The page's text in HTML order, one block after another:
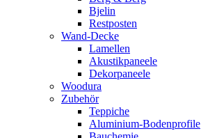
Bjelin
Restposten
Wand-Decke
Lamellen
Akustikpaneele
Dekorpaneele
Woodura
Zubehör
Teppiche
Aluminium-Bodenprofile